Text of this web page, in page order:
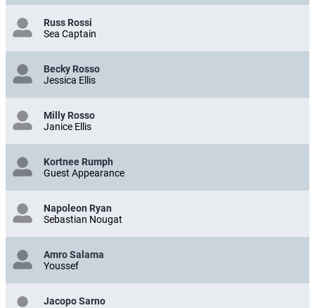
Russ Rossi
Sea Captain
Becky Rosso
Jessica Ellis
Milly Rosso
Janice Ellis
Kortnee Rumph
Guest Appearance
Napoleon Ryan
Sebastian Nougat
Amro Salama
Youssef
Jacopo Sarno